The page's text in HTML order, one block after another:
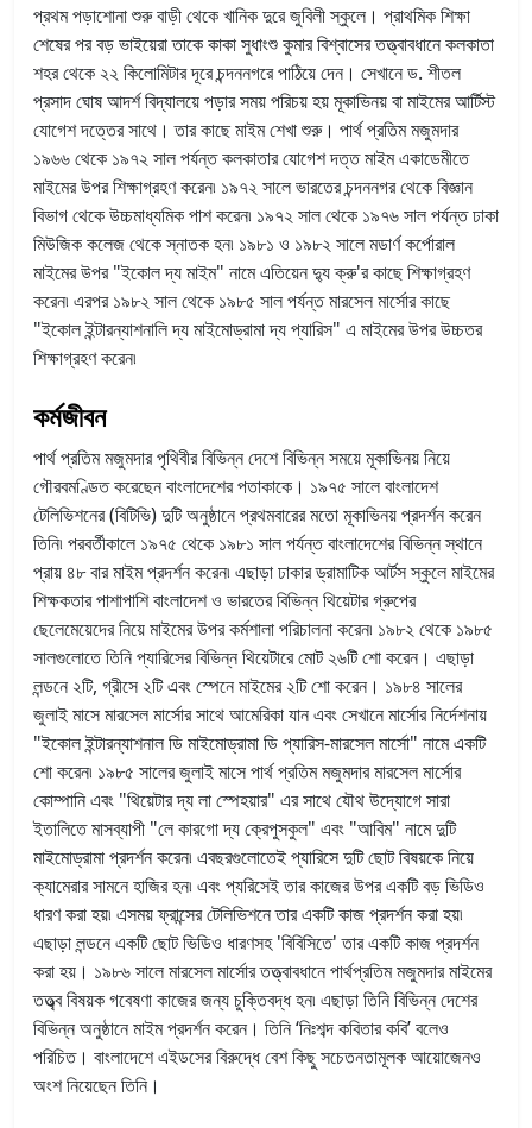
প্রথম পড়াশোনা শুরু বাড়ী থেকে খানিক দুরে জুবিলী স্কুলে। প্রাথমিক শিক্ষা
শেষের পর বড় ভাইয়েরা তাকে কাকা সুধাংশু কুমার বিশ্বাসের তত্ত্বাবধানে কলকাতা
শহর থেকে ২২ কিলোমিটার দূরে চন্দননগরে পাঠিয়ে দেন। সেখানে ড. শীতল
প্রসাদ ঘোষ আদর্শ বিদ্যালয়ে পড়ার সময় পরিচয় হয় মূকাভিনয় বা মাইমের আর্টিস্ট
যোগেশ দত্তের সাথে। তার কাছে মাইম শেখা শুরু। পার্থ প্রতিম মজুমদার
১৯৬৬ থেকে ১৯৭২ সাল পর্যন্ত কলকাতার যোগেশ দত্ত মাইম একাডেমীতে
মাইমের উপর শিক্ষাগ্রহণ করেন৷ ১৯৭২ সালে ভারতের চন্দননগর থেকে বিজ্ঞান
বিভাগ থেকে উচ্চমাধ্যমিক পাশ করেন৷ ১৯৭২ সাল থেকে ১৯৭৬ সাল পর্যন্ত ঢাকা
মিউজিক কলেজ থেকে স্নাতক হন৷ ১৯৮১ ও ১৯৮২ সালে মডার্ণ কর্পোরাল
মাইমের উপর "ইকোল দ্য মাইম" নামে এতিয়েন দু্য ক্রু'র কাছে শিক্ষাগ্রহণ
করেন৷ এরপর ১৯৮২ সাল থেকে ১৯৮৫ সাল পর্যন্ত মারসেল মার্সোর কাছে
"ইকোল ইন্টারন্যাশনালি দ্য মাইমোড্রামা দ্য প্যারিস" এ মাইমের উপর উচ্চতর
শিক্ষাগ্রহণ করেন৷
কর্মজীবন
পার্থ প্রতিম মজুমদার পৃথিবীর বিভিন্ন দেশে বিভিন্ন সময়ে মূকাভিনয় নিয়ে
গৌরবমণ্ডিত করেছেন বাংলাদেশের পতাকাকে। ১৯৭৫ সালে বাংলাদেশ
টেলিভিশনের (বিটিভি) দুটি অনুষ্ঠানে প্রথমবারের মতো মূকাভিনয় প্রদর্শন করেন
তিনি৷ পরবর্তীকালে ১৯৭৫ থেকে ১৯৮১ সাল পর্যন্ত বাংলাদেশের বিভিন্ন স্থানে
প্রায় ৪৮ বার মাইম প্রদর্শন করেন৷ এছাড়া ঢাকার ড্রামাটিক আর্টস স্কুলে মাইমের
শিক্ষকতার পাশাপাশি বাংলাদেশ ও ভারতের বিভিন্ন থিয়েটার গ্রুপের
ছেলেমেয়েদের নিয়ে মাইমের উপর কর্মশালা পরিচালনা করেন৷ ১৯৮২ থেকে ১৯৮৫
সালগুলোতে তিনি প্যারিসের বিভিন্ন থিয়েটারে মোট ২৬টি শো করেন। এছাড়া
লন্ডনে ২টি, গ্রীসে ২টি এবং স্পেনে মাইমের ২টি শো করেন। ১৯৮৪ সালের
জুলাই মাসে মারসেল মার্সোর সাথে আমেরিকা যান এবং সেখানে মার্সোর নির্দেশনায়
"ইকোল ইন্টারন্যাশনাল ডি মাইমোড্রামা ডি প্যারিস-মারসেল মার্সো" নামে একটি
শো করেন৷ ১৯৮৫ সালের জুলাই মাসে পার্থ প্রতিম মজুমদার মারসেল মার্সোর
কোম্পানি এবং "থিয়েটার দ্য লা স্পেহয়ার" এর সাথে যৌথ উদ্যোগে সারা
ইতালিতে মাসব্যাপী "লে কারগো দ্য ক্রেপুসকুল" এবং "আবিম" নামে দুটি
মাইমোড্রামা প্রদর্শন করেন৷ এবছরগুলোতেই প্যারিসে দুটি ছোট বিষয়কে নিয়ে
ক্যামেরার সামনে হাজির হন৷ এবং প্যরিসেই তার কাজের উপর একটি বড় ভিডিও
ধারণ করা হয়৷ এসময় ফ্রান্সের টেলিভিশনে তার একটি কাজ প্রদর্শন করা হয়৷
এছাড়া লন্ডনে একটি ছোট ভিডিও ধারণসহ 'বিবিসিতে' তার একটি কাজ প্রদর্শন
করা হয়। ১৯৮৬ সালে মারসেল মার্সোর তত্ত্বাবধানে পার্থপ্রতিম মজুমদার মাইমের
তত্ত্ব্ব বিষয়ক গবেষণা কাজের জন্য চুক্তিবদ্ধ হন৷ এছাড়া তিনি বিভিন্ন দেশের
বিভিন্ন অনুষ্ঠানে মাইম প্রদর্শন করেন। তিনি ‘নিঃশব্দ কবিতার কবি’ বলেও
পরিচিত। বাংলাদেশে এইডসের বিরুদ্ধে বেশ কিছু সচেতনতামূলক আয়োজেনও
অংশ নিয়েছেন তিনি।